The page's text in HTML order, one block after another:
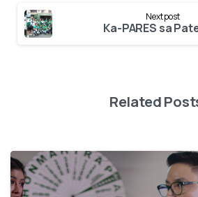
Next post
Ka-PARES sa
Related